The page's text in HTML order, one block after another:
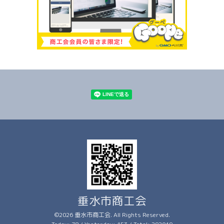
垂水市商工会
©2026 垂水市商工会. All Rights Reserved.